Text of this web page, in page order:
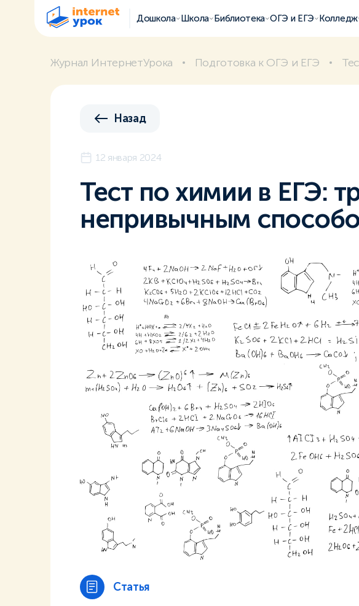
Дошкола Школа Библиотека ОГЭ и ЕГЭ Колледж
Журнал ИнтернетУрока Подготовка к ОГЭ и ЕГЭ
Назад
12 января 2024
Тест по химии в ЕГЭ:
непривычным
Статья